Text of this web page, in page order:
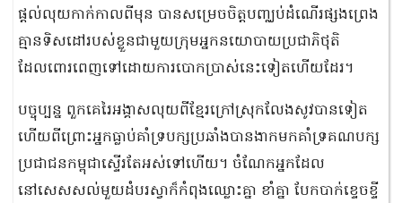
ផ្តល់លុយកាក់កាលពីមុន បានសម្រេចចិត្តបញ្ឈប់ដំណើរផ្សងព្រេង
គ្មានទិសដៅរបស់ខ្លួនជាមួយក្រុមអ្នកនយោបាយប្រជាភិថុតិ
ដែលពោរពេញទៅដោយការបោកប្រាស់នេះទៀតហើយដែរ។
បច្ចុប្បន្ន ពួកគេរៃអង្គាសលុយពីខ្មែរក្រៅស្រុកលែងសូវបានទៀត
ហើយពីព្រោះអ្នកធ្លាប់គាំទ្របក្សប្រឆាំងបានងាកមកគាំទ្រគណបក្ស
ប្រជាជនកម្ពុជាស្ទើរតែអស់ទៅហើយ។ ចំណែកអ្នកដែល
នៅសេសសល់មួយដំបរស្វាក៏កំពុងឈ្លោះគ្នា ខាំគ្នា បែកបាក់ខ្ទេចខ្ទី